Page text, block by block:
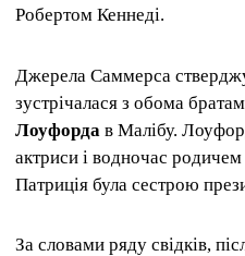
Робертом Кеннеді.
Джерела Саммерса
зустрічалася з обома
Лоуфорда в Малібу.
актриси і водночас
Патриція була сестрою
За словами ряду свідків,